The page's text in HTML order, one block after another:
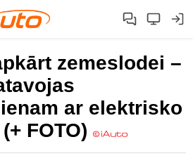
zemeslodei –
ar elektrisko
FOTO)